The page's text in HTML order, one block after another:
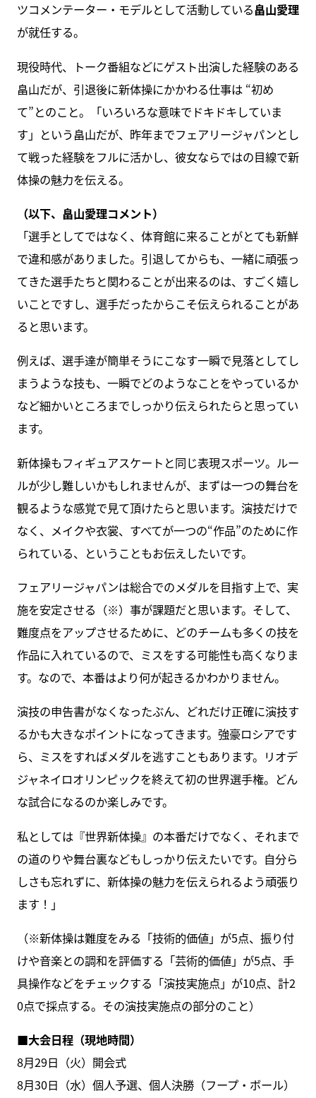
ツコメンテーター・モデルとして活動している畠山愛理
が就任する。
現役時代、トーク番組などにゲスト出演した経験のある
畠山だが、引退後に新体操にかかわる仕事は “初め
て”とのこと。「いろいろな意味でドキドキしていま
す」という畠山だが、昨年までフェアリージャパンとし
て戦った経験をフルに活かし、彼女ならではの目線で新
体操の魅力を伝える。
（以下、畠山愛理コメント）
「選手としてではなく、体育館に来ることがとても新鮮
で違和感がありました。引退してからも、一緒に頑張っ
てきた選手たちと関わることが出来るのは、すごく嬉し
いことですし、選手だったからこそ伝えられることがあ
ると思います。
例えば、選手達が簡単そうにこなす一瞬で見落としてし
まうような技も、一瞬でどのようなことをやっているか
など細かいところまでしっかり伝えられたらと思ってい
ます。
新体操もフィギュアスケートと同じ表現スポーツ。ルー
ルが少し難しいかもしれませんが、まずは一つの舞台を
観るような感覚で見て頂けたらと思います。演技だけで
なく、メイクや衣裳、すべてが一つの“作品”のために作
られている、ということもお伝えしたいです。
フェアリージャパンは総合でのメダルを目指す上で、実
施を安定させる（※）事が課題だと思います。そして、
難度点をアップさせるために、どのチームも多くの技を
作品に入れているので、ミスをする可能性も高くなりま
す。なので、本番はより何が起きるかわかりません。
演技の申告書がなくなったぶん、どれだけ正確に演技す
るかも大きなポイントになってきます。強豪ロシアです
ら、ミスをすればメダルを逃すこともあります。リオデ
ジャネイロオリンピックを終えて初の世界選手権。どん
な試合になるのか楽しみです。
私としては『世界新体操』の本番だけでなく、それまで
の道のりや舞台裏などもしっかり伝えたいです。自分ら
しさも忘れずに、新体操の魅力を伝えられるよう頑張り
ます！」
（※新体操は難度をみる「技術的価値」が5点、振り付
けや音楽との調和を評価する「芸術的価値」が5点、手
具操作などをチェックする「演技実施点」が10点、計2
0点で採点する。その演技実施点の部分のこと）
■大会日程（現地時間）
8月29日（火）開会式
8月30日（水）個人予選、個人決勝（フープ・ボール）